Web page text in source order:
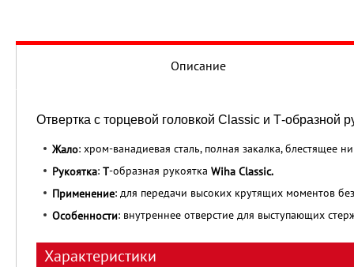
Описание
Отвертка с торцевой головкой Classic и Т-образной
Жало: хром-ванадиевая сталь, полная закалка, блестящее
Рукоятка: Т-образная рукоятка Wiha Classic.
Применение: для передачи высоких крутящих моментов без
Особенности: внутреннее отверстие для выступающих
Характеристики